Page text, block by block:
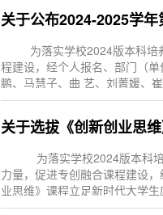
关于公布2024-2025学
为落实学校2024版本科
程建设，经个人报名、部门（
鹏、马慧子、曲 艺、刘菁媛、
（安全） ...
关于选拔《创新创业思
为落实学校2024版本科
力量，促进专创融合课程建设
业思维》课程立足新时代大学
价值转...